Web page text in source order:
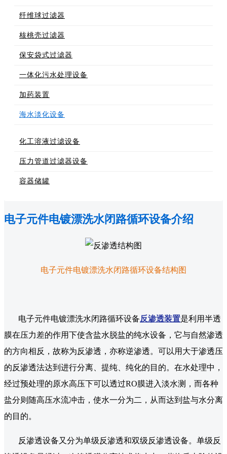
纤维球过滤器
核桃壳过滤器
保安袋式过滤器
一体化污水处理设备
加药装置
海水淡化设备
化工溶液过滤设备
压力管道过滤器设备
容器储罐
电子元件电镀漂洗水闭路循环设备介绍
电子元件电镀漂洗水闭路循环设备结构图
电子元件电镀漂洗水闭路循环设备反渗透装置是利用半透
膜在压力差的作用下使含盐水脱盐的纯水设备，它与自然渗透
的方向相反，故称为反渗透，亦称逆渗透。可以用大于渗透压
的反渗透法达到进行分离、提纯、纯化的目的。在水处理中，
经过预处理的原水高压下可以透过RO膜进入淡水测，而各种
盐分则随高压水流冲击，使水一分为二，从而达到盐与水分离
的目的。
反渗透设备又分为单级反渗透和双级反渗透设备。单级反